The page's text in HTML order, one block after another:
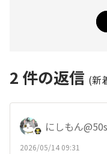
2 件の返信 (新
にしもん
2026/05/14 09:31